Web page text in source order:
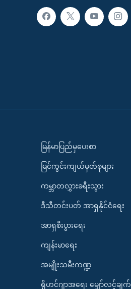
မြန်မာပြည်မှပေးစာ
မြင်ကွင်းကျယ်မှတ်စုများ
ကမ္ဘာတလွှားခရီးသွား
ဒီသီတင်းပတ် အာရှနိုင်ငံရေး
အာရှစီးပွားရေး
ကျန်းမာရေး
အမျိုးသမီးကဏ္ဍ
ရိုဟင်ဂျာအရေး မျှော်လင့်ချက်